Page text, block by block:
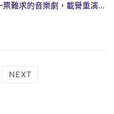
票難求的音樂劇，載譽重演…
NEXT